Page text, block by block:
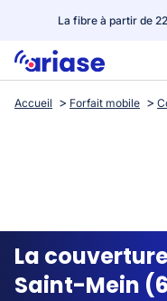
La fibre à partir de
Box internet
Streaming
Accueil Forfait mobile
La
Saint-Mein